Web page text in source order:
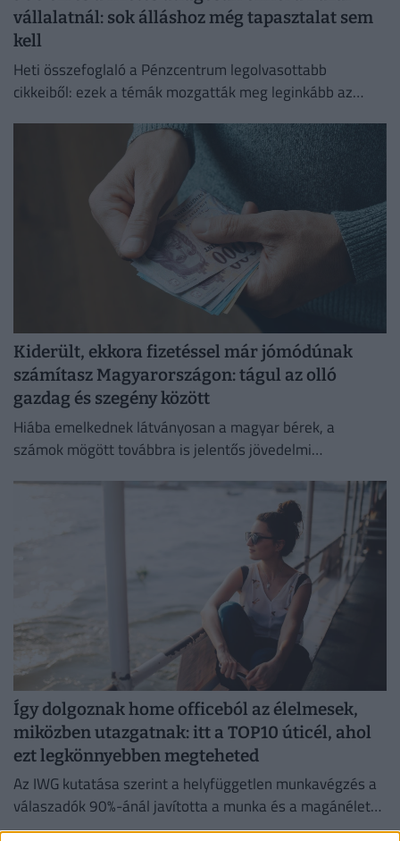
vállalatnál: sok álláshoz még tapasztalat sem
kell
Heti összefoglaló a Pénzcentrum legolvasottabb
cikkeiből: ezek a témák mozgatták meg leginkább az
Kiderült, ekkora fizetéssel már jómódúnak
számítasz Magyarországon: tágul az olló
gazdag és szegény között
Hiába emelkednek látványosan a magyar bérek, a
számok mögött továbbra is jelentős jövedelmi
Így dolgoznak home officeból az élelmesek,
miközben utazgatnak: itt a TOP10 úticél, ahol
ezt legkönnyebben megteheted
Az IWG kutatása szerint a helyfüggetlen munkavégzés a
válaszadók 90%-ánál javította a munka és a magánélet
egyensúlyát, míg 80%-uk produktívabbnak érzi magát.